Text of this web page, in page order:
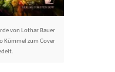
von Lothar Bauer
Kümmel zum Cover